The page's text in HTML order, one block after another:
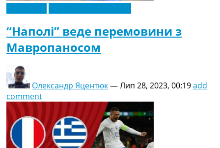
“Наполі” веде перемовини з
Мавропаносом
Олександр Яцентюк—Лип 28, 2023, 00:19add
comment